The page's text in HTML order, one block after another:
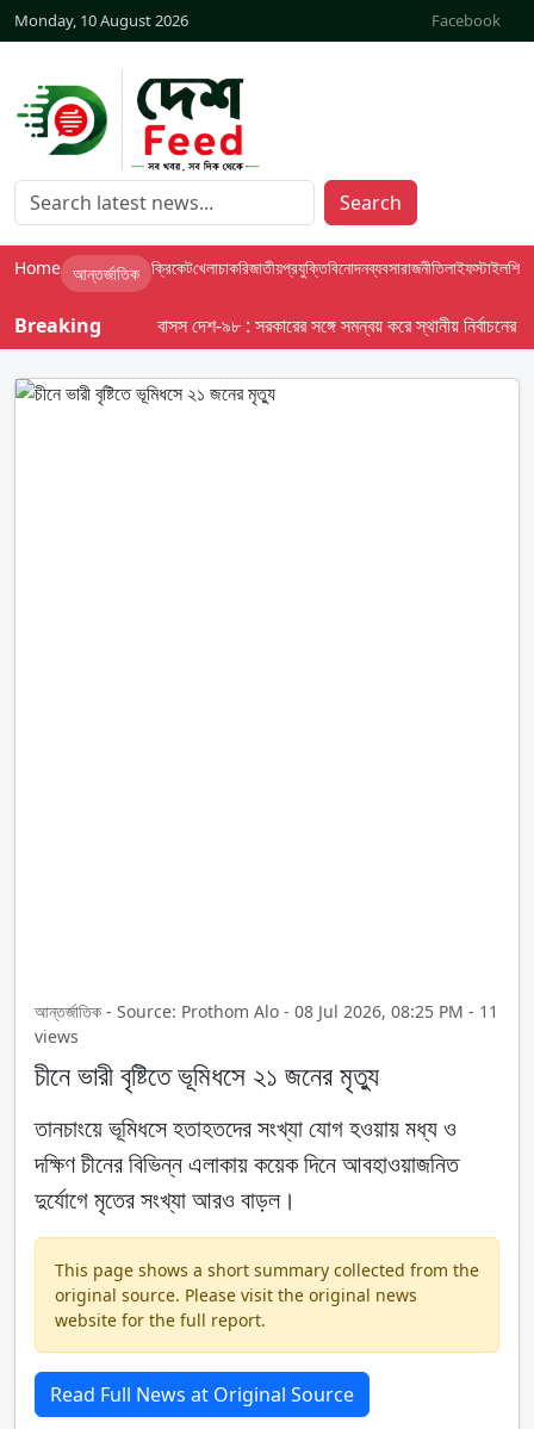
Monday, 10 August 2026 Facebook
Search
Home আন্তর্জাতিক ক্রিকেটখেলাচাকরিজাতীয়প্রযুক্তিবিনোদনব্যবসারাজনীতিলাইফস্টাইলশিক্ষা
Breaking বাসস দেশ-৯৮ : সরকারের সঙ্গে সমন্বয় করে স্থানীয় নির্বাচনের
আন্তর্জাতিক - Source: Prothom Alo - 08 Jul 2026, 08:25 PM - 11
views
চীনে ভারী বৃষ্টিতে ভূমিধসে ২১ জনের মৃত্যু
তানচাংয়ে ভূমিধসে হতাহতদের সংখ্যা যোগ হওয়ায় মধ্য ও
দক্ষিণ চীনের বিভিন্ন এলাকায় কয়েক দিনে আবহাওয়াজনিত
দুর্যোগে মৃতের সংখ্যা আরও বাড়ল।
This page shows a short summary collected from the
original source. Please visit the original news
website for the full report.
Read Full News at Original Source